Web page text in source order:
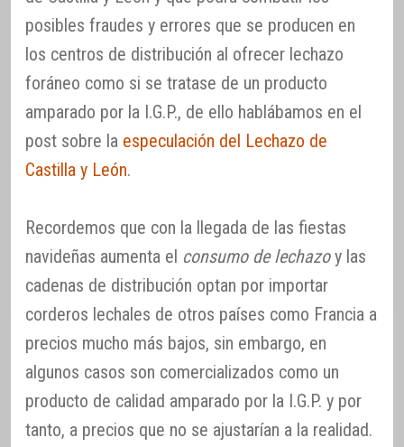
posibles fraudes y errores que se producen en
los centros de distribución al ofrecer lechazo
foráneo como si se tratase de un producto
amparado por la I.G.P., de ello hablábamos en el
post sobre la especulación del Lechazo de
Castilla y León.
Recordemos que con la llegada de las fiestas
navideñas aumenta el consumo de lechazoy las
cadenas de distribución optan por importar
corderos lechales de otros países como Francia a
precios mucho más bajos, sin embargo, en
algunos casos son comercializados como un
producto de calidad amparado por la I.G.P. y por
tanto, a precios que no se ajustarían a la realidad.